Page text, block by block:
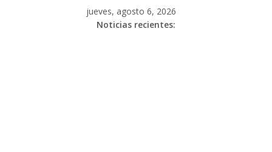
jueves, agosto 6, 2026
Noticias recientes: